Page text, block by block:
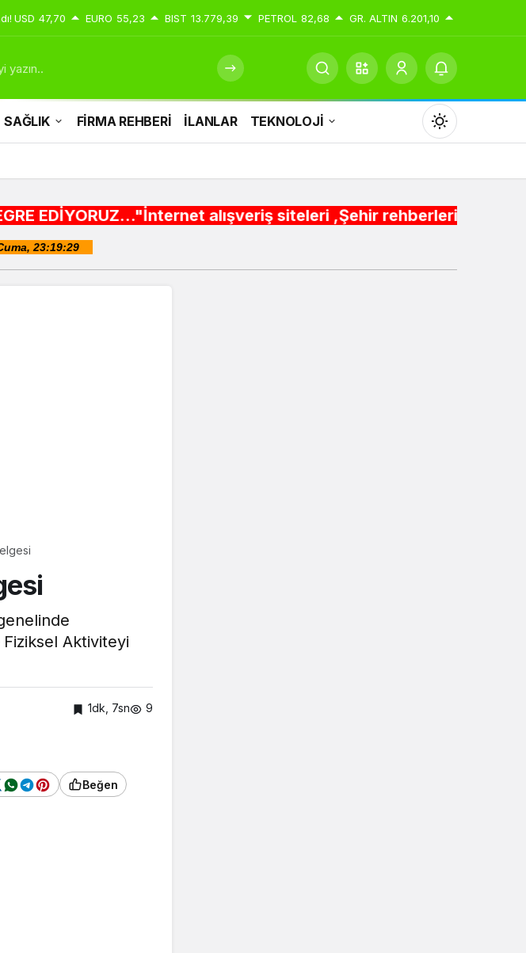
USD 47,70 EURO 55,23 BIST 13.779,39 PETROL 82,68 GR. ALTIN 6.201,10
yazın..
SAĞLIK FİRMA REHBERİ İLANLAR TEKNOLOJİ
Mod
değiştir
EDİYORUZ..."İnternet alışveriş siteleri ,Şehir rehberleri ,
Fiziksel Aktiviteyi
1dk, 7sn 9
Beğen